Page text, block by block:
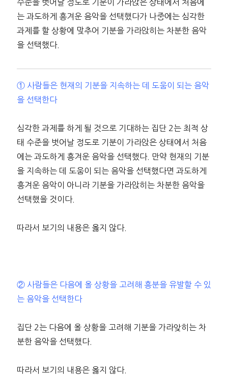
수준을 벗어날 정도로 기분이 가라앉은 상태에서 처음에
는 과도하게 흥겨운 음악을 선택했다가 나중에는 심각한
과제를 할 상황에 맞추어 기분을 가라앉히는 차분한 음악
을 선택했다.
① 사람들은 현재의 기분을 지속하는 데 도움이 되는 음악
을 선택한다
심각한 과제를 하게 될 것으로 기대하는 집단 2는 최적 상
태 수준을 벗어날 정도로 기분이 가라앉은 상태에서 처음
에는 과도하게 흥겨운 음악을 선택했다. 만약 현재의 기분
을 지속하는 데 도움이 되는 음악을 선택했다면 과도하게
흥겨운 음악이 아니라 기분을 가라앉히는 차분한 음악을
선택했을 것이다.
따라서 보기의 내용은 옳지 않다.
② 사람들은 다음에 올 상황을 고려해 흥분을 유발할 수 있
는 음악을 선택한다
집단 2는 다음에 올 상황을 고려해 기분을 가라앚히는 차
분한 음악을 선택했다.
따라서 보기의 내용은 옳지 않다.